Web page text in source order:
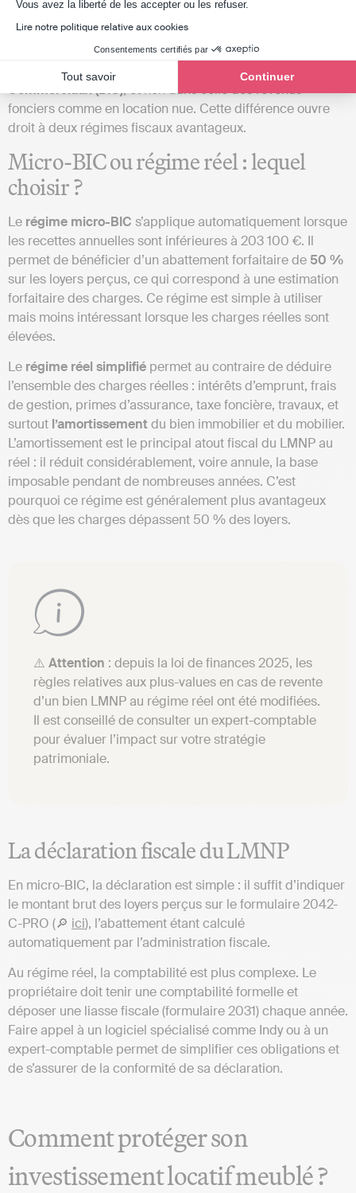
Vous avez la liberté de les accepter ou les refuser.
Lire notre politique relative aux cookies
Consentements certifiés par
Tout savoir Continuer
€ ou restent inférieures aux autres revenus du foyer fiscal.
Les revenus issus de la location meublée sont imposés
dans la catégorie des
Bénéfices Industriels et
Commerciaux (BIC), et non dans celle des revenus
fonciers comme en location nue. Cette différence ouvre
droit à deux régimes fiscaux avantageux.
Micro-BIC ou régime réel : lequel
choisir ?
Le régime micro-BIC s’applique automatiquement lorsque
les recettes annuelles sont inférieures à 203 100 €. Il
permet de bénéficier d’un abattement forfaitaire de 50 %
sur les loyers perçus, ce qui correspond à une estimation
forfaitaire des charges. Ce régime est simple à utiliser
mais moins intéressant lorsque les charges réelles sont
élevées.
Le régime réel simplifié permet au contraire de déduire
l’ensemble des charges réelles : intérêts d’emprunt, frais
de gestion, primes d’assurance, taxe foncière, travaux, et
surtout l’amortissementdu bien immobilier et du mobilier.
L’amortissement est le principal atout fiscal du LMNP au
réel : il réduit considérablement, voire annule, la base
imposable pendant de nombreuses années. C’est
pourquoi ce régime est généralement plus avantageux
dès que les charges dépassent 50 % des loyers.
⚠️ Attention : depuis la loi de finances 2025, les
règles relatives aux plus-values en cas de revente
d’un bien LMNP au régime réel ont été modifiées.
Il est conseillé de consulter un expert-comptable
pour évaluer l’impact sur votre stratégie
patrimoniale.
La déclaration fiscale du LMNP
En micro-BIC, la déclaration est simple : il suffit d’indiquer
le montant brut des loyers perçus sur le formulaire 2042-
C-PRO (🔎 ici), l’abattement étant calculé
automatiquement par l’administration fiscale.
Au régime réel, la comptabilité est plus complexe. Le
propriétaire doit tenir une comptabilité formelle et
déposer une liasse fiscale (formulaire 2031) chaque année.
Faire appel à un logiciel spécialisé comme Indy ou à un
expert-comptable permet de simplifier ces obligations et
de s’assurer de la conformité de sa déclaration.
Comment protéger son
investissement locatif meublé ?